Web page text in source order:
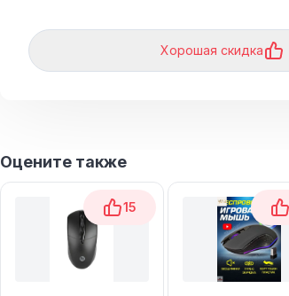
Хорошая скидка
Оцените также
15